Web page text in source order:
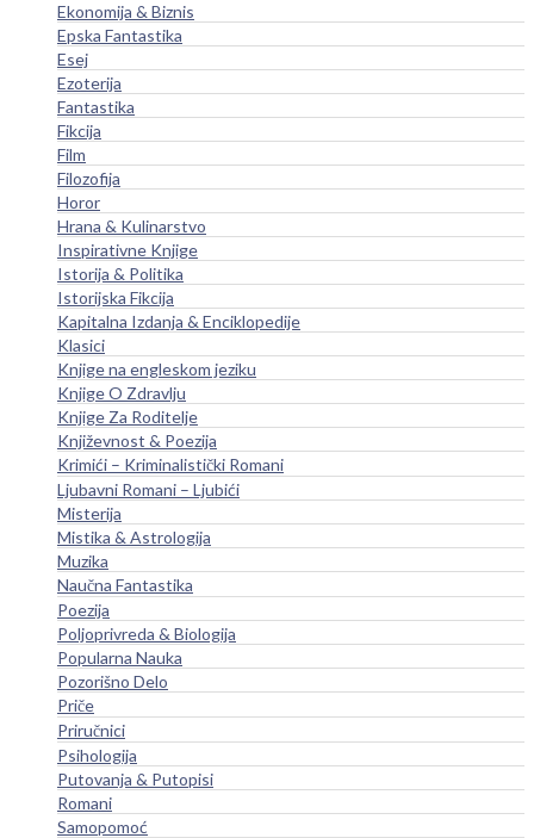
Ekonomija & Biznis
Epska Fantastika
Esej
Ezoterija
Fantastika
Fikcija
Film
Filozofija
Horor
Hrana & Kulinarstvo
Inspirativne Knjige
Istorija & Politika
Istorijska Fikcija
Kapitalna Izdanja & Enciklopedije
Klasici
Knjige na engleskom jeziku
Knjige O Zdravlju
Knjige Za Roditelje
Književnost & Poezija
Krimići – Kriminalistički Romani
Ljubavni Romani – Ljubići
Misterija
Mistika & Astrologija
Muzika
Naučna Fantastika
Poezija
Poljoprivreda & Biologija
Popularna Nauka
Pozorišno Delo
Priče
Priručnici
Psihologija
Putovanja & Putopisi
Romani
Samopomoć